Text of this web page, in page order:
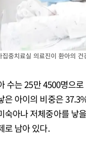
집중치료실 의료진이 환아의
수는 25만 4500명으
은 아이의 비중은
숙아나 저체중아를 낳
로 남아 있다.